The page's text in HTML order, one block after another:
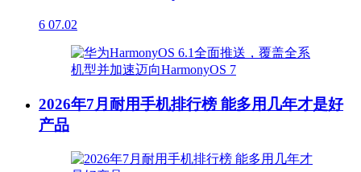
6 07.02
2026年7月耐用手机排行榜 能多用几年才是好
产品